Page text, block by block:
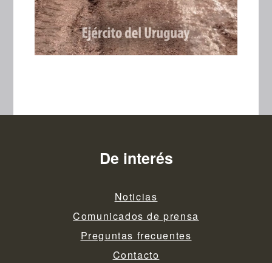
De interés
Noticias
Comunicados de prensa
Preguntas frecuentes
Contacto